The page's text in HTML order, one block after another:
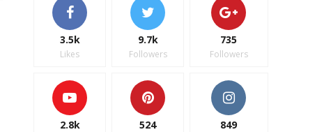
3.5k
Likes
9.7k
Followers
735
Followers
2.8k 524 849